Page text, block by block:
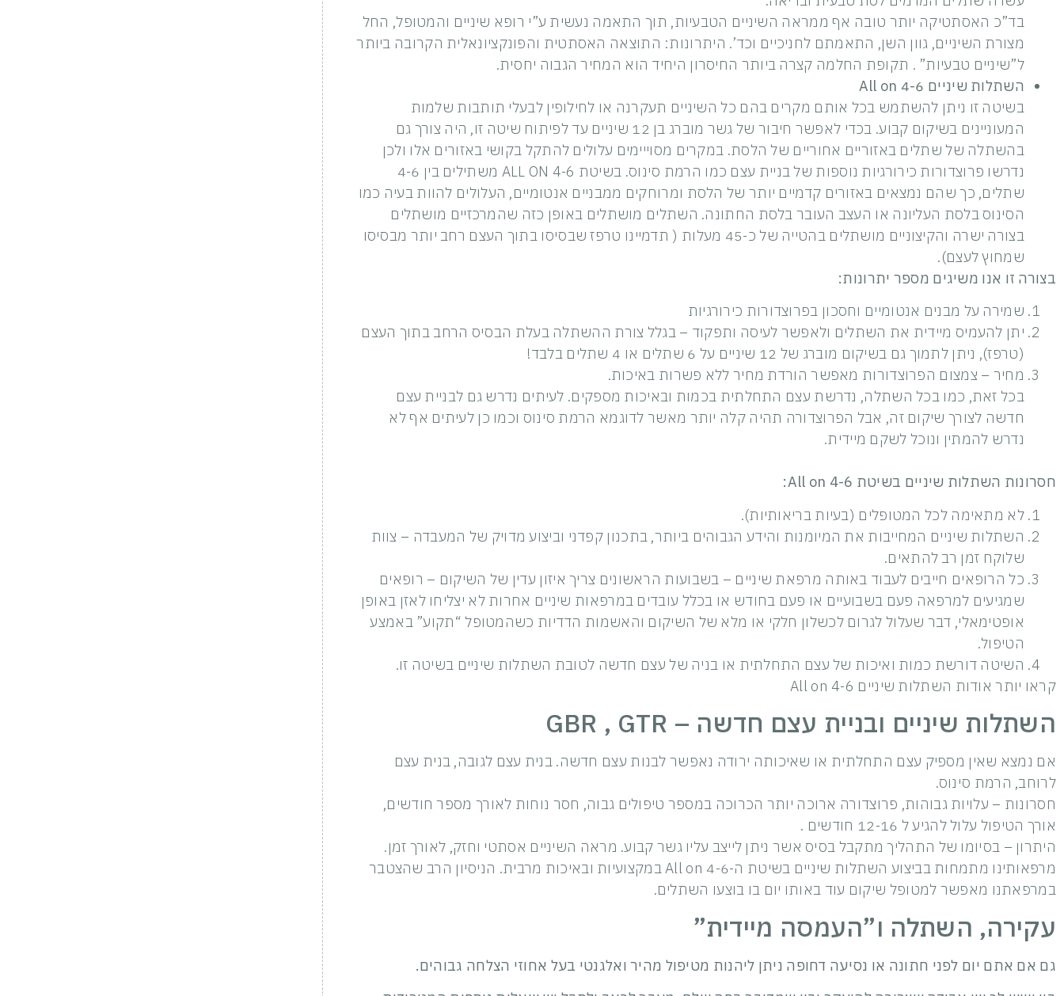
בד”כ האסתטיקה יותר טובה אף ממראה השיניים הטבעיות, תוך התאמה נעשית ע”י רופא שיניים והמטופל, החל
מצורת השיניים, גוון השן, התאמתם לחניכיים וכד’. היתרונות: התוצאה האסתטית והפונקציונאלית הקרובה ביותר
ל”שיניים טבעיות” . תקופת החלמה קצרה ביותר החיסרון היחיד הוא המחיר הגבוה יחסית.
השתלות שיניים 4-6 All on
בשיטה זו ניתן להשתמש בכל אותם מקרים בהם כל השיניים תעקרנה או לחילופין לבעלי תותבות שלמות
המעוניינים בשיקום קבוע. בכדי לאפשר חיבור של גשר מוברג בן 12 שיניים עד לפיתוח שיטה זו, היה צורך גם
בהשתלה של שתלים באזוריים אחוריים של הלסת. במקרים מסוייימים עלולים להתקל בקושי באזורים אלו ולכן
נדרשו פרוצדורות כירורגיות נוספות של בניית עצם כמו הרמת סינוס. בשיטת ALL ON 4-6 משתילים בין 4-6
שתלים, כך שהם נמצאים באזורים קדמיים יותר של הלסת ומרוחקים ממבניים אנטומיים, העלולים להוות בעיה כמו
הסינוס בלסת העליונה או העצב העובר בלסת החתונה. השתלים מושתלים באופן כזה שהמרכזיים מושתלים
בצורה ישרה והקיצוניים מושתלים בהטייה של כ-45 מעלות ( תדמיינו טרפז שבסיסו בתוך העצם רחב יותר מבסיסו
שמחוץ לעצם).
בצורה זו אנו משיגים מספר יתרונות:
שמירה על מבנים אנטומיים וחסכון בפרוצדורות כירורגיות
יתן להעמיס מיידית את השתלים ולאפשר לעיסה ותפקוד – בגלל צורת ההשתלה בעלת הבסיס הרחב בתוך העצם
(טרפז), ניתן לתמוך גם בשיקום מוברג של 12 שיניים על 6 שתלים או 4 שתלים בלבד!
מחיר – צמצום הפרוצדורות מאפשר הורדת מחיר ללא פשרות באיכות.
בכל זאת, כמו בכל השתלה, נדרשת עצם התחלתית בכמות ובאיכות מספקים. לעיתים נדרש גם לבניית עצם
חדשה לצורך שיקום זה, אבל הפרוצדורה תהיה קלה יותר מאשר לדוגמא הרמת סינוס וכמו כן לעיתים אף לא
נדרש להמתין ונוכל לשקם מיידית.
חסרונות השתלות שיניים בשיטת All on 4-6:
לא מתאימה לכל המטופלים (בעיות בריאותיות).
השתלות שיניים המחייבות את המיומנות והידע הגבוהים ביותר, בתכנון קפדני וביצוע מדויק של המעבדה – צוות
שלוקח זמן רב להתאים.
כל הרופאים חייבים לעבוד באותה מרפאת שיניים – בשבועות הראשונים צריך איזון עדין של השיקום – רופאים
שמגיעים למרפאה פעם בשבועיים או פעם בחודש או בכלל עובדים במרפאות שיניים אחרות לא יצליחו לאזן באופן
אופטימאלי, דבר שעלול לגרום לכשלון חלקי או מלא של השיקום והאשמות הדדיות כשהמטופל “תקוע” באמצע
הטיפול.
השיטה דורשת כמות ואיכות של עצם התחלתית או בניה של עצם חדשה לטובת השתלות שיניים בשיטה זו.
קראו יותר אודות השתלות שיניים All on 4-6
השתלות שיניים ובניית עצם חדשה – GBR , GTR
אם נמצא שאין מספיק עצם התחלתית או שאיכותה ירודה נאפשר לבנות עצם חדשה. בנית עצם לגובה, בנית עצם
לרוחב, הרמת סינוס.
חסרונות – עלויות גבוהות, פרוצדורה ארוכה יותר הכרוכה במספר טיפולים גבוה, חסר נוחות לאורך מספר חודשים,
אורך הטיפול עלול להגיע ל 12-16 חודשים .
היתרון – בסיומו של התהליך מתקבל בסיס אשר ניתן לייצב עליו גשר קבוע. מראה השיניים אסתטי וחזק, לאורך זמן.
מרפאותינו מתמחות בביצוע השתלות שיניים בשיטת ה-4-6 All on במקצועיות ובאיכות מרבית. הניסיון הרב שהצטבר
במרפאתנו מאפשר למטופל שיקום עוד באותו יום בו בוצעו השתלים.
עקירה, השתלה ו”העמסה מיידית”
גם אם אתם יום לפני חתונה או נסיעה דחופה ניתן ליהנות מטיפול מהיר ואלגנטי בעל אחוזי הצלחה גבוהים.